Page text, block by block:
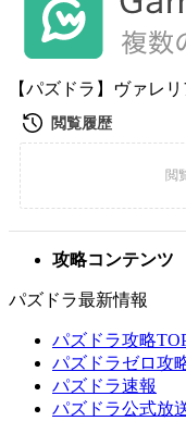
【パズドラ】ヴァレ
攻略コンテンツ
パズドラ最新情報
パズドラ攻略
パズドラゼロ攻
パズドラ速報
パズドラ公式放